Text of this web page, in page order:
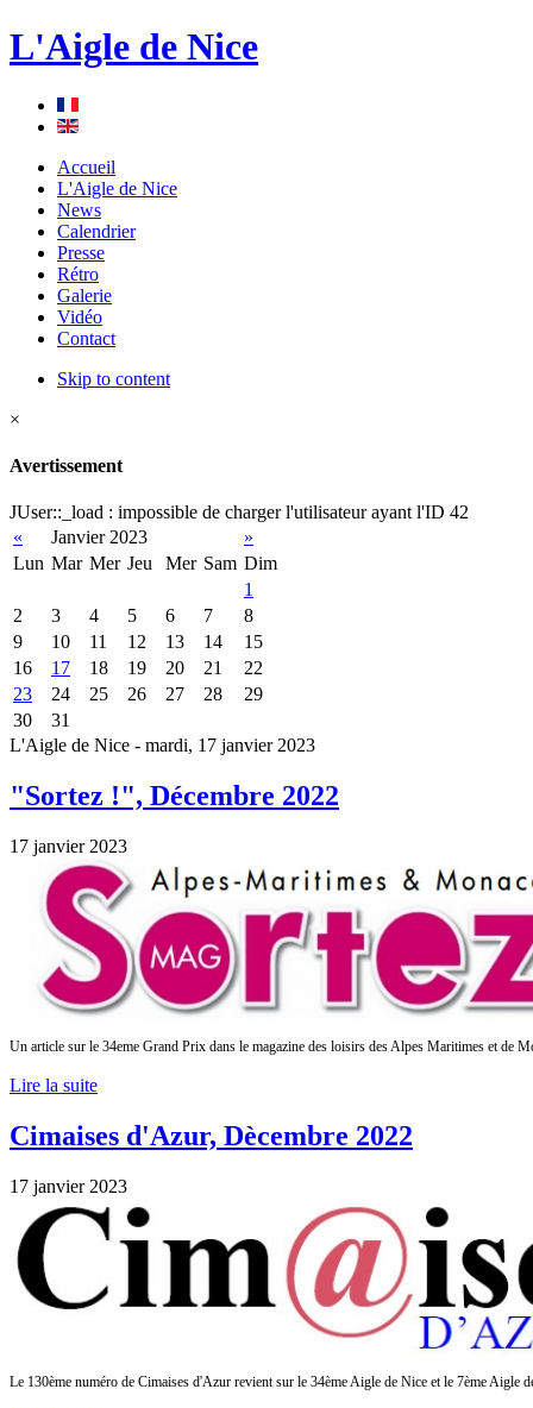
L'Aigle de Nice
Accueil
L'Aigle de Nice
News
Calendrier
Presse
Rétro
Galerie
Vidéo
Contact
Skip to content
×
Avertissement
JUser::_load : impossible de charger l'utilisateur ayant l'ID 42
«
Janvier 2023
»
Lun Mar Mer Jeu Mer Sam Dim
1
2
3 4 5 6 7
8
9
10 11 12 13 14
15
16
17 18 19 20 21
22
23
24 25 26 27 28
29
30
31
L'Aigle de Nice - mardi, 17 janvier 2023
"Sortez !", Décembre 2022
17 janvier 2023
Un article sur le 34eme Grand Prix dans le magazine des loisirs des Alpes Maritimes et de
Lire la suite
Cimaises d'Azur, Dècembre 2022
17 janvier 2023
Le 130ème numéro de Cimaises d'Azur revient sur le 34ème Aigle de Nice et le 7ème Aigle